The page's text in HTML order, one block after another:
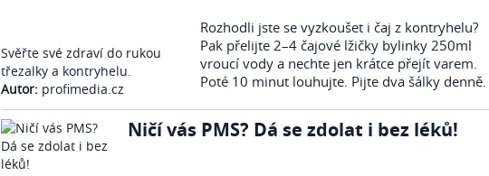
Svěřte své zdraví do rukou
třezalky a kontryhelu.
Autor: profimedia.cz
Rozhodli jste se vyzkoušet i čaj z kontryhelu?
Pak přelijte 2–4 čajové lžičky bylinky 250ml
vroucí vody a nechte jen krátce přejít varem.
Poté 10 minut louhujte. Pijte dva šálky denně.
Ničí vás PMS? Dá se zdolat i bez léků!